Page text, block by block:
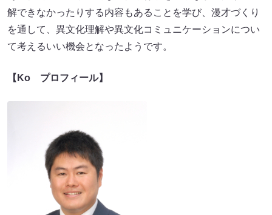
解できなかったりする内容もあることを学び、漫才づくり
を通して、異文化理解や異文化コミュニケーションについ
て考えるいい機会となったようです。
【Ko プロフィール】